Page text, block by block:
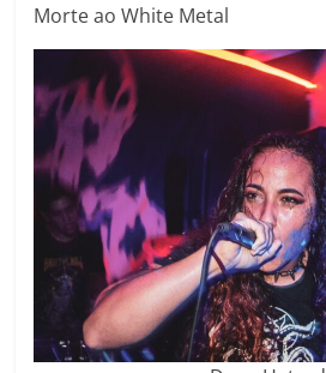
Morte ao White Metal